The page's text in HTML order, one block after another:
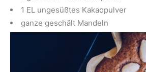
1 EL ungesüßtes Kakaopulver
ganze geschält Mandeln